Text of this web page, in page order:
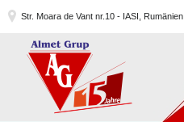
Str. Moara de Vant nr.10 - IASI, Rumänien